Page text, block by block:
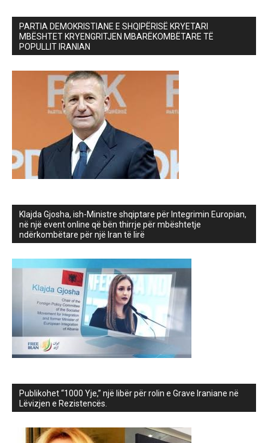
PARTIA DEMOKRISTIANE E SHQIPËRISË KRYETARI
MBËSHTET KRYENGRITJEN MBARËKOMBËTARE TË
POPULLIT IRANIAN
Klajda Gjosha, ish-Ministre shqiptare për Integrimin Europian,
në një event online që bën thirrje për mbështetje
ndërkombëtare për një Iran të lirë
Publikohet “1000 Yje,” një libër për rolin e Grave Iraniane në
Lëvizjen e Rezistencës.